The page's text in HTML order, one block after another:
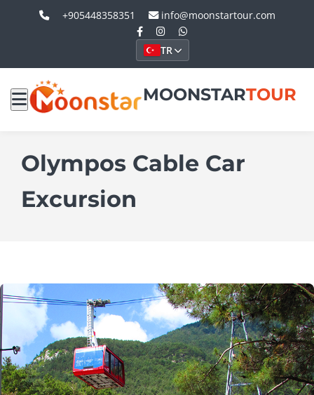
+905448358351 info@moonstartour.com
TR
MOONSTARTOUR
Olympos Cable Car
Excursion